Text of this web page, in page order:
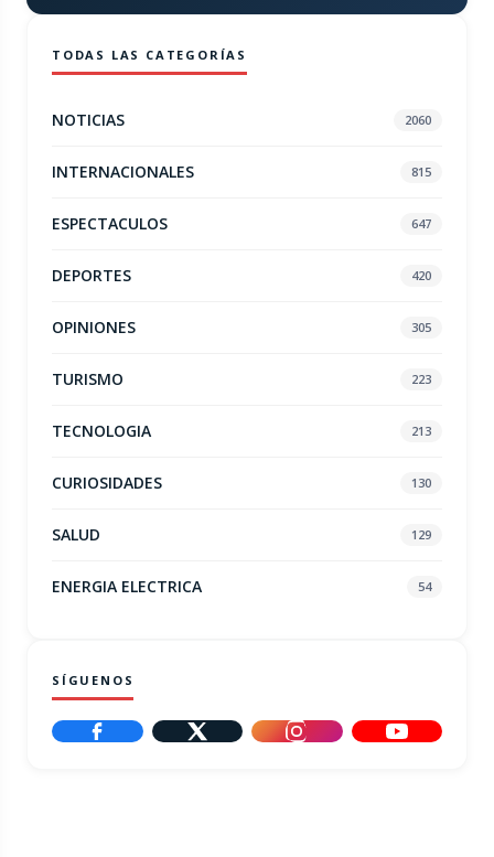
TODAS LAS CATEGORÍAS
NOTICIAS 2060
INTERNACIONALES 815
ESPECTACULOS 647
DEPORTES 420
OPINIONES 305
TURISMO 223
TECNOLOGIA 213
CURIOSIDADES 130
SALUD 129
ENERGIA ELECTRICA 54
SÍGUENOS